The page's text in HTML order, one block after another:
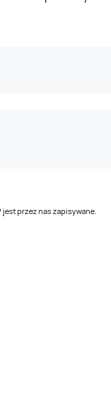
jest przez nas zapisywane.